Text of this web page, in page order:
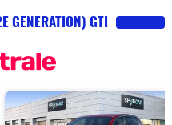
GENERATION) GTI